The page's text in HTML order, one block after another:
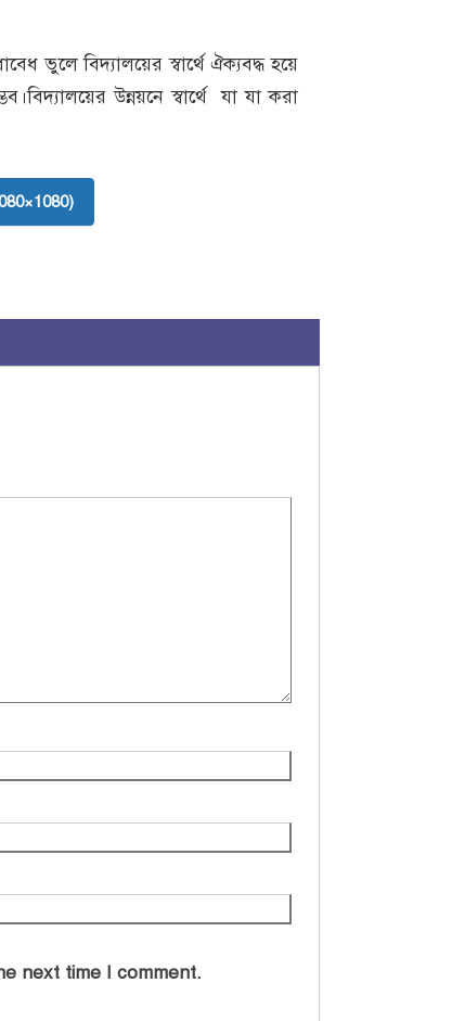
ভুলে বিদ্যালয়ের স্বার্থে ঐক্যবদ্ধ হয়ে
উন্নয়নে স্বার্থে যা যা করা
next time I comment.